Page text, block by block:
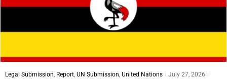
Legal Submission, Report, UN Submission, United Nations
July 27, 2026